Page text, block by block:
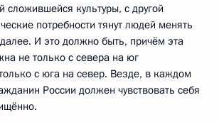
сложившейся культуры, с другой
потребности тянут людей менять
И это должно быть, причём эта
не только с севера на юг
с юга на север. Везде, в каждом
России должен чувствовать себя